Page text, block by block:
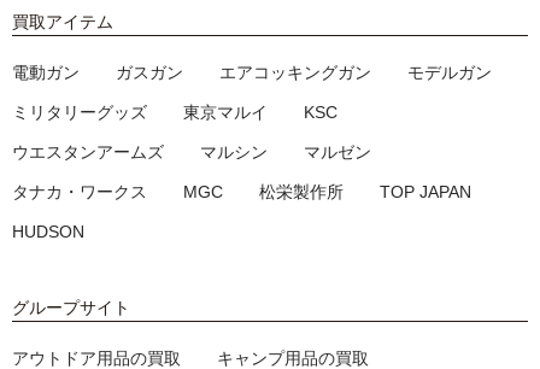
買取アイテム
電動ガン ガスガン エアコッキングガン モデルガン
ミリタリーグッズ 東京マルイ KSC
ウエスタンアームズ マルシン マルゼン
タナカ・ワークス MGC 松栄製作所 TOP JAPAN
HUDSON
グループサイト
アウトドア用品の買取 キャンプ用品の買取